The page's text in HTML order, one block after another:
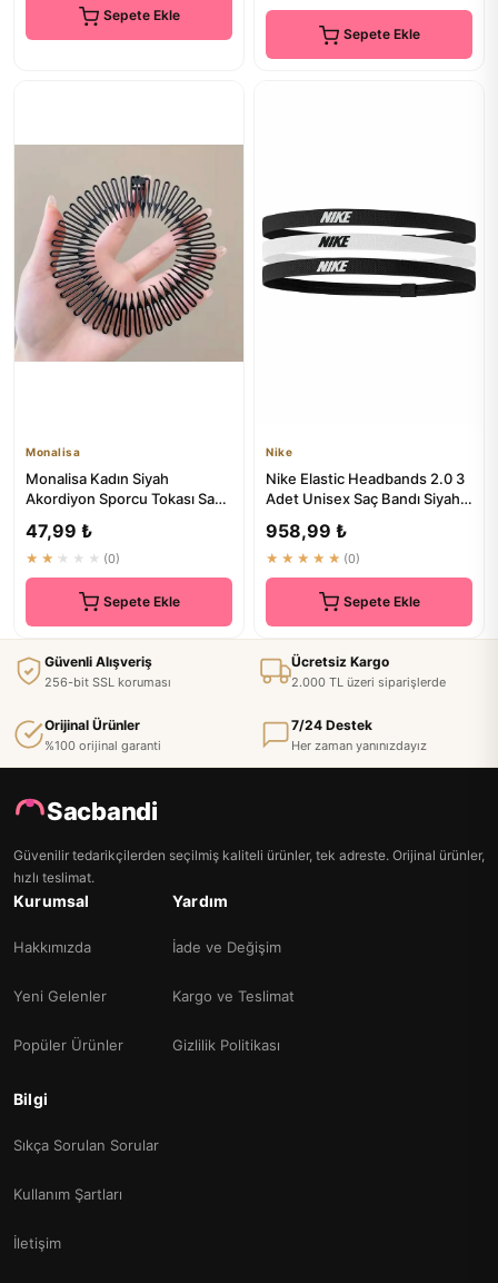
Sepete Ekle
Sepete Ekle
Monalisa
Monalisa Kadın Siyah
Akordiyon Sporcu Tokası Saç
47,99 ₺
★★★★★ (0)
Sepete Ekle
Nike
Nike Elastic Headbands 2.0 3
Adet Unisex Saç Bandı Siyah -
958,99 ₺
★★★★★ (0)
Sepete Ekle
Güvenli Alışveriş
256-bit SSL koruması
Ücretsiz Kargo
2.000 TL üzeri siparişlerde
Orijinal Ürünler
%100 orijinal garanti
7/24 Destek
Her zaman yanınızdayız
Sacbandi
Güvenilir tedarikçilerden seçilmiş kaliteli ürünler, tek adreste. Orijinal ürünler,
hızlı teslimat.
Kurumsal
Hakkımızda
Yeni Gelenler
Popüler Ürünler
Yardım
İade ve Değişim
Kargo ve Teslimat
Gizlilik Politikası
Bilgi
Sıkça Sorulan Sorular
Kullanım Şartları
İletişim